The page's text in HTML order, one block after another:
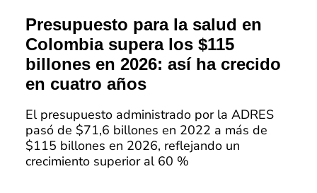
Presupuesto para la salud en
Colombia supera los $115
billones en 2026: así ha crecido
en cuatro años
El presupuesto administrado por la ADRES
pasó de $71,6 billones en 2022 a más de
$115 billones en 2026, reflejando un
crecimiento superior al 60 %